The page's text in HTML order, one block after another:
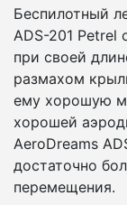
Беспилотный
ADS-201 Petrel
при своей
размахом
ему хорошую
хорошей
AeroDreams
достаточно
перемещения.